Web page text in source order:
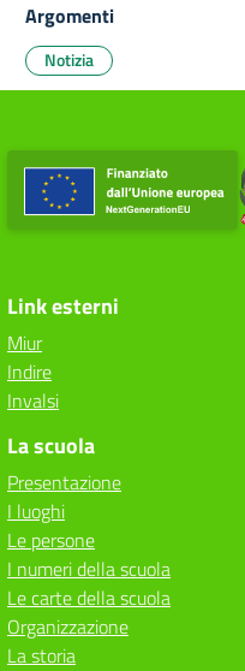
Argomenti
Notizia
Link esterni
Miur
Indire
Invalsi
La scuola
Presentazione
I luoghi
Le persone
I numeri della scuola
Le carte della scuola
Organizzazione
La storia